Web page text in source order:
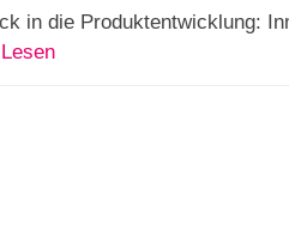
in die Produktentwicklung: